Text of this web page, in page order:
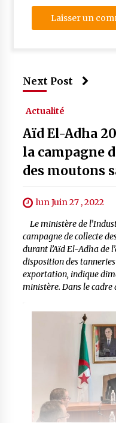
Next Post
Actualité
Aïd El-Adha
la campagne
des moutons
lun Juin 27 , 2022
Le ministère de
campagne de collecte
durant l’Aïd El-Adha de
disposition des
exportation, indique
ministère. Dans le cadre